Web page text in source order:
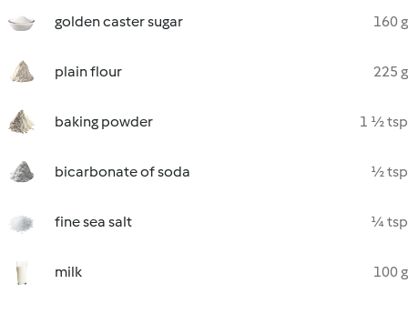
golden caster sugar 160 g
plain flour 225 g
baking powder 1 ½ tsp
bicarbonate of soda ½ tsp
fine sea salt ¼ tsp
milk 100 g